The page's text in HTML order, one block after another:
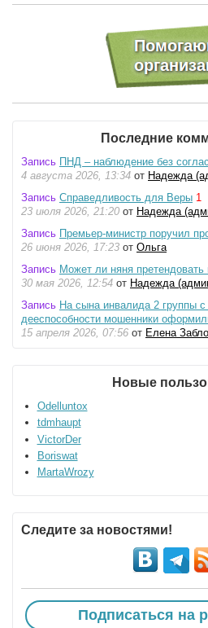
Последние
Запись ПНД – наблюдение без
4 августа 2026, 13:34 от Надежда
Запись Справедливость для Веры 1
23 июля 2026, 21:20 от Надежда
Запись Премьер-министр поручил
26 июня 2026, 17:23 от Ольга
Запись Может ли няня претендовать
30 мая 2026, 12:54 от Надежда
Запись На сына инвалида 2 группы с
дееспособности мошенники
15 апреля 2026, 07:56 от Елена
Новые
Odelluntox
tdmhaupt
VictorDer
Boriswat
MartaWrozy
Следите за новостями!
Подписаться на